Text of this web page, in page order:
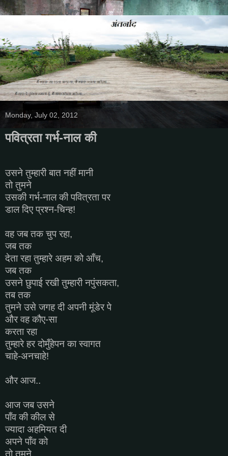
Monday, July 02, 2012
पवित्रता गर्भ-नाल की
उसने तुम्हारी बात नहीं मानी
तो तुमने
उसकी गर्भ-नाल की पवित्रता पर
डाल दिए प्रश्न-चिन्ह!
वह जब तक चुप रहा,
जब तक
देता रहा तुम्हारे अहम को आँच,
जब तक
उसने छुपाई रखी तुम्हारी नपुंसकता,
तब तक
तुमने उसे जगह दी अपनी मूंडेर पे
और वह कौए-सा
करता रहा
तुम्हारे हर दोमुँहेपन का स्वागत
चाहे-अनचाहे!
और आज..
आज जब उसने
पाँव की कील से
ज्यादा अहमियत दी
अपने पाँव को
तो तुमने